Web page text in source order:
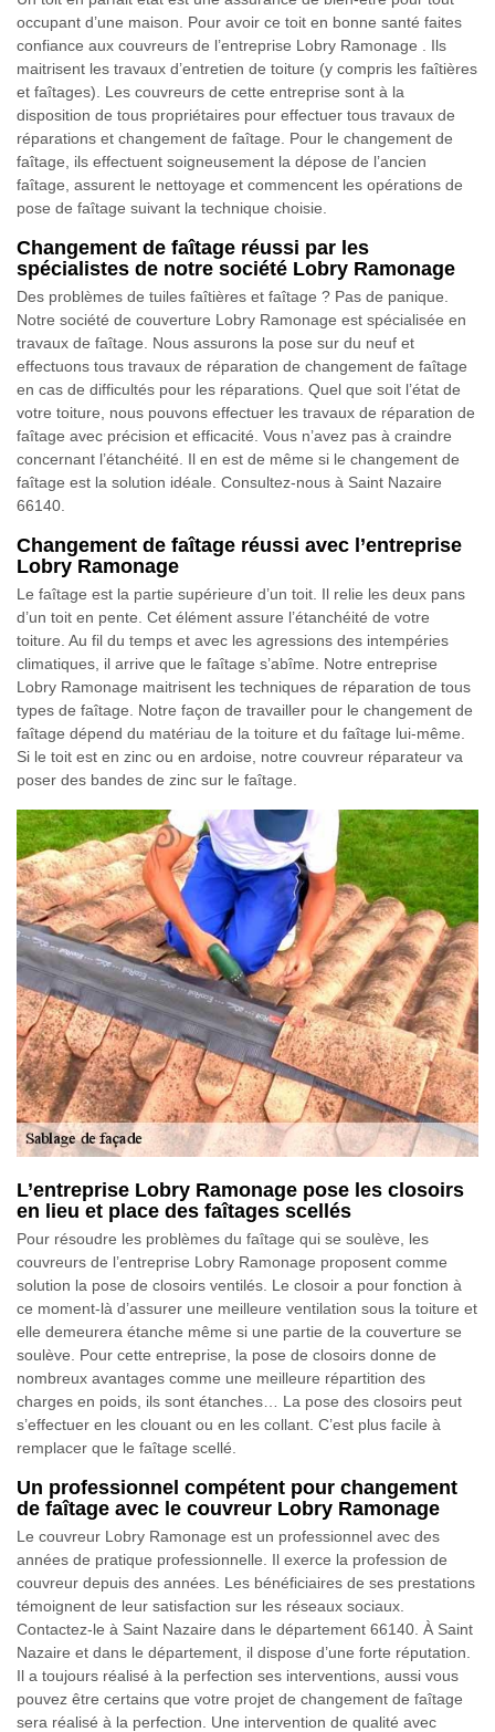
occupant d’une maison. Pour avoir ce toit en bonne santé faites
confiance aux couvreurs de l’entreprise Lobry Ramonage . Ils
maitrisent les travaux d’entretien de toiture (y compris les faîtières
et faîtages). Les couvreurs de cette entreprise sont à la
disposition de tous propriétaires pour effectuer tous travaux de
réparations et changement de faîtage. Pour le changement de
faîtage, ils effectuent soigneusement la dépose de l’ancien
faîtage, assurent le nettoyage et commencent les opérations de
pose de faîtage suivant la technique choisie.
Changement de faîtage réussi par les
spécialistes de notre société Lobry Ramonage
Des problèmes de tuiles faîtières et faîtage ? Pas de panique.
Notre société de couverture Lobry Ramonage est spécialisée en
travaux de faîtage. Nous assurons la pose sur du neuf et
effectuons tous travaux de réparation de changement de faîtage
en cas de difficultés pour les réparations. Quel que soit l’état de
votre toiture, nous pouvons effectuer les travaux de réparation de
faîtage avec précision et efficacité. Vous n’avez pas à craindre
concernant l’étanchéité. Il en est de même si le changement de
faîtage est la solution idéale. Consultez-nous à Saint Nazaire
66140.
Changement de faîtage réussi avec l’entreprise
Lobry Ramonage
Le faîtage est la partie supérieure d’un toit. Il relie les deux pans
d’un toit en pente. Cet élément assure l’étanchéité de votre
toiture. Au fil du temps et avec les agressions des intempéries
climatiques, il arrive que le faîtage s’abîme. Notre entreprise
Lobry Ramonage maitrisent les techniques de réparation de tous
types de faîtage. Notre façon de travailler pour le changement de
faîtage dépend du matériau de la toiture et du faîtage lui-même.
Si le toit est en zinc ou en ardoise, notre couvreur réparateur va
poser des bandes de zinc sur le faîtage.
L’entreprise Lobry Ramonage pose les closoirs
en lieu et place des faîtages scellés
Pour résoudre les problèmes du faîtage qui se soulève, les
couvreurs de l’entreprise Lobry Ramonage proposent comme
solution la pose de closoirs ventilés. Le closoir a pour fonction à
ce moment-là d’assurer une meilleure ventilation sous la toiture et
elle demeurera étanche même si une partie de la couverture se
soulève. Pour cette entreprise, la pose de closoirs donne de
nombreux avantages comme une meilleure répartition des
charges en poids, ils sont étanches… La pose des closoirs peut
s’effectuer en les clouant ou en les collant. C’est plus facile à
remplacer que le faîtage scellé.
Un professionnel compétent pour changement
de faîtage avec le couvreur Lobry Ramonage
Le couvreur Lobry Ramonage est un professionnel avec des
années de pratique professionnelle. Il exerce la profession de
couvreur depuis des années. Les bénéficiaires de ses prestations
témoignent de leur satisfaction sur les réseaux sociaux.
Contactez-le à Saint Nazaire dans le département 66140. À Saint
Nazaire et dans le département, il dispose d’une forte réputation.
Il a toujours réalisé à la perfection ses interventions, aussi vous
pouvez être certains que votre projet de changement de faîtage
sera réalisé à la perfection. Une intervention de qualité avec